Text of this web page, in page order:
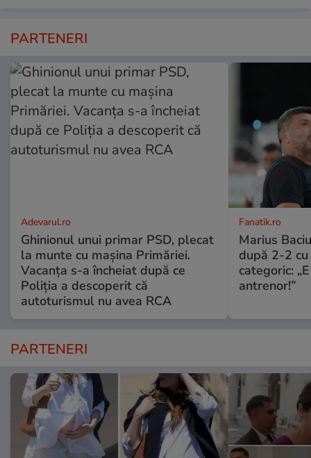
PARTENERI
Adevarul.ro
Ghinionul unui primar PSD, plecat
la munte cu mașina Primăriei.
Vacanța s-a încheiat după ce
Poliția a descoperit că
autoturismul nu avea RCA
Fanatik.ro
Marius
după 2-2 cu
categoric:
antrenor!”
PARTENERI